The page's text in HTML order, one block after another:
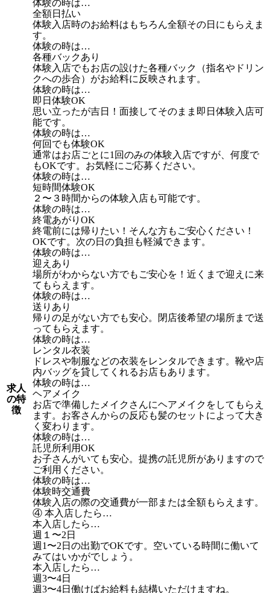
求人
の特
徴
体験の時は…
全額日払い
体験入店時のお給料はもちろん全額その日にもらえま
す。
体験の時は…
各種バックあり
体験入店でもお店の設けた各種バック（指名やドリン
クへの歩合）がお給料に反映されます。
体験の時は…
即日体験OK
思い立ったが吉日！面接してそのまま即日体験入店可
能です。
体験の時は…
何回でも体験OK
通常はお店ごとに1回のみの体験入店ですが、何度で
もOKです。お気軽にご応募ください。
体験の時は…
短時間体験OK
２〜３時間からの体験入店も可能です。
体験の時は…
終電あがりOK
終電前には帰りたい！そんな方もご安心ください！
OKです。次の日の負担も軽減できます。
体験の時は…
迎えあり
場所がわからない方でもご安心を！近くまで迎えに来
てもらえます。
体験の時は…
送りあり
帰りの足がない方でも安心。閉店後希望の場所まで送
ってもらえます。
体験の時は…
レンタル衣装
ドレスや制服などの衣装をレンタルできます。靴や店
内バッグを貸してくれるお店もあります。
体験の時は…
ヘアメイク
お店で準備したメイクさんにヘアメイクをしてもらえ
ます。お客さんからの反応も髪のセットによって大き
く変わります。
体験の時は…
託児所利用OK
お子さんがいても安心。提携の託児所がありますので
ご利用ください。
体験の時は…
体験時交通費
体験入店の際の交通費が一部または全額もらえます。
④ 本入店したら…
本入店したら…
週１〜2日
週1〜2日の出勤でOKです。空いている時間に働いて
みてはいかがでしょう。
本入店したら…
週3〜4日
週3〜4日働けばお給料も結構いただけますね。